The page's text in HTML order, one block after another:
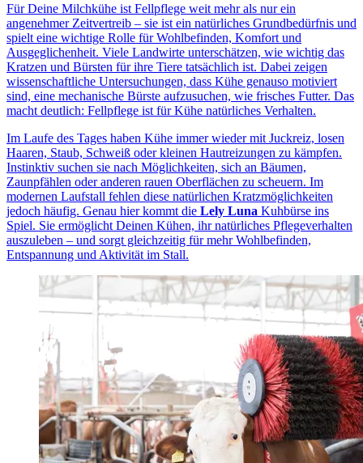
Für Deine Milchkühe ist Fellpflege weit mehr als nur ein
angenehmer Zeitvertreib – sie ist ein natürliches Grundbedürfnis und
spielt eine wichtige Rolle für Wohlbefinden, Komfort und
Ausgeglichenheit. Viele Landwirte unterschätzen, wie wichtig das
Kratzen und Bürsten für ihre Tiere tatsächlich ist. Dabei zeigen
wissenschaftliche Untersuchungen, dass Kühe genauso motiviert
sind, eine mechanische Bürste aufzusuchen, wie frisches Futter. Das
macht deutlich: Fellpflege ist für Kühe natürliches Verhalten.
Im Laufe des Tages haben Kühe immer wieder mit Juckreiz, losen
Haaren, Staub, Schweiß oder kleinen Hautreizungen zu kämpfen.
Instinktiv suchen sie nach Möglichkeiten, sich an Bäumen,
Zaunpfählen oder anderen rauen Oberflächen zu scheuern. Im
modernen Laufstall fehlen diese natürlichen Kratzmöglichkeiten
jedoch häufig. Genau hier kommt die Lely Luna Kuhbürse ins
Spiel. Sie ermöglicht Deinen Kühen, ihr natürliches Pflegeverhalten
auszuleben – und sorgt gleichzeitig für mehr Wohlbefinden,
Entspannung und Aktivität im Stall.